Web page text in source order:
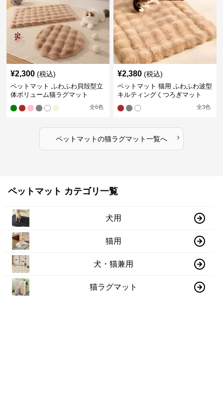
¥2,300 (税込)
ペットマット ふわふわ貝殻型立
体ボリューム猫ラグマット
全6色
¥2,380 (税込)
ペットマット 猫用 ふわふわ波型
キルティングくつろぎマット
全3色
ペットマットの猫ラグマット一覧へ ›
ペットマット カテゴリ一覧
犬用
猫用
犬・猫兼用
猫ラグマット